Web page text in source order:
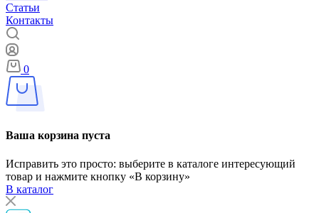
Статьи
Контакты
0
Ваша корзина пуста
Исправить это просто: выберите в каталоге интересующий
товар и нажмите кнопку «В корзину»
В каталог